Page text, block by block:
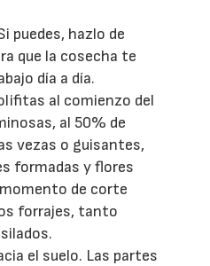
puedes, hazlo de
que la cosecha te
día a día.
al comienzo del
al 50% de
vezas o guisantes,
formadas y flores
de corte
forrajes, tanto
el suelo. Las partes